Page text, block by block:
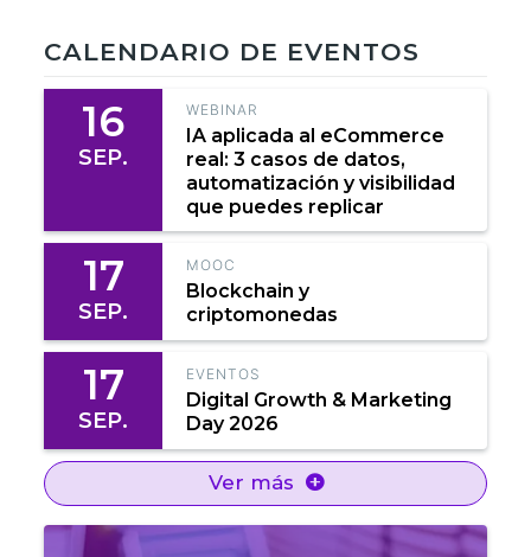
CALENDARIO DE EVENTOS
16
SEP.
WEBINAR
IA aplicada al eCommerce
real: 3 casos de datos,
automatización y visibilidad
que puedes replicar
17
SEP.
MOOC
Blockchain y
criptomonedas
17
SEP.
EVENTOS
Digital Growth & Marketing
Day 2026
Ver más